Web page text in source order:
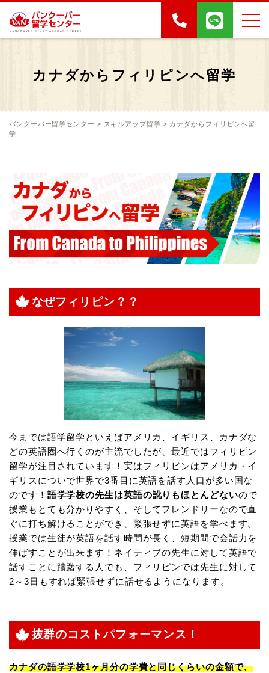
カナダからフィリピンへ留学
バンクーバー留学センター > スキルアップ留学 > カナダからフィリピンへ留
学
なぜフィリピン？？
今までは語学留学といえばアメリカ、イギリス、カナダな
どの英語圏へ行くのが主流でしたが、最近ではフィリピン
留学が注目されています！実はフィリピンはアメリカ・イ
ギリスについで世界で3番目に英語を話す人口が多い国な
のです！ 語学学校の先生は英語の訛りもほとんどないので
授業もとても分かりやすく、そしてフレンドリーなので直
ぐに打ち解けることができ、緊張せずに英語を学べます。
授業では生徒が英語を話す時間が長く、短期間で会話力を
伸ばすことが出来ます！ネイティブの先生に対して英語で
話すことに躊躇する人でも、フィリピンでは先生に対して
2～3日もすれば緊張せずに話せるようになります。
抜群のコストパフォーマンス！
カナダの語学学校1ヶ月分の学費と同じくらいの金額で、